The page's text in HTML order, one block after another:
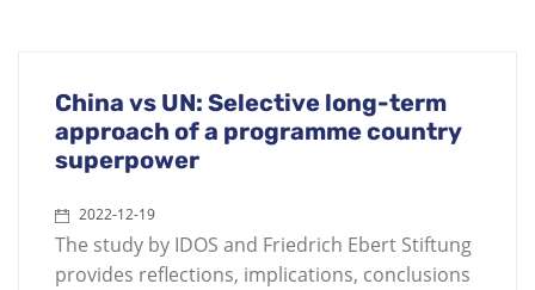
China vs UN: Selective long-term
approach of a programme country
superpower
2022-12-19
The study by IDOS and Friedrich Ebert Stiftung
provides reflections, implications, conclusions